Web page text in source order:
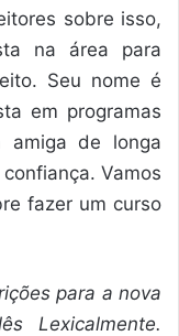
sobre isso,
na área para
Seu nome é
em programas
amiga de longa
Vamos
fazer um curso
para a nova
Lexicalmente.